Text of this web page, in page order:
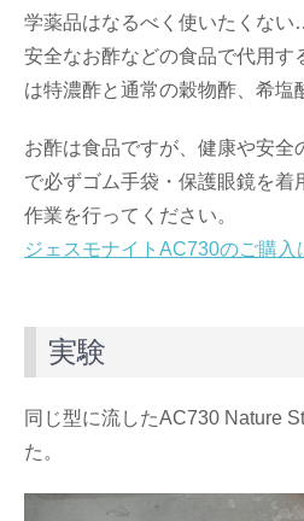
学薬品はなるべく使いたくな
安全なお酢などの食品で代用す
は特濃酢と通常の穀物酢、希塩
お酢は食品ですが、健康や安全
で必ずゴム手袋・保護眼鏡を着
作業を行ってください。
ジェスモナイトAC730のご購入
実験
同じ型に流したAC730 Nature
た。